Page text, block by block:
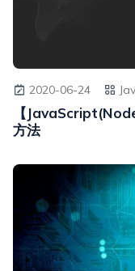
2020-06-24
【
方法